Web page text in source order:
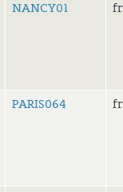
NANCY01
PARIS064